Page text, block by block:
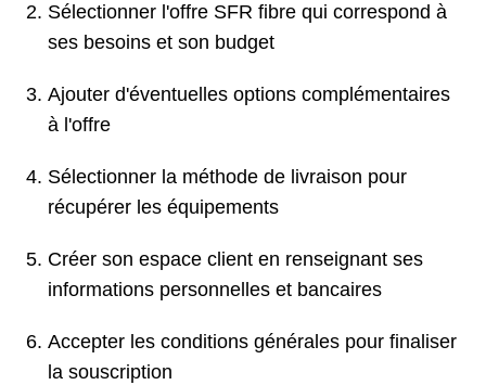
Sélectionner l'offre SFR fibre qui correspond à
ses besoins et son budget
Ajouter d'éventuelles options complémentaires
à l'offre
Sélectionner la méthode de livraison pour
récupérer les équipements
Créer son espace client en renseignant ses
informations personnelles et bancaires
Accepter les conditions générales pour finaliser
la souscription